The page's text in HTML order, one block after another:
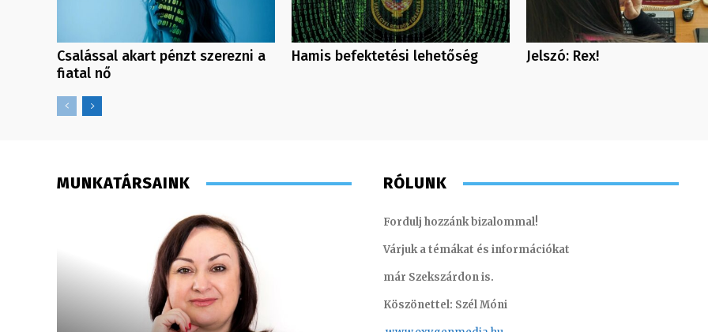
Csalással akart pénzt szerezni a
fiatal nő
Hamis befektetési lehetőség Jelszó: Rex!
MUNKATÁRSAINK RÓLUNK
Fordulj hozzánk bizalommal!
Várjuk a témákat és információkat
már Szekszárdon is.
Köszönettel: Szél Móni